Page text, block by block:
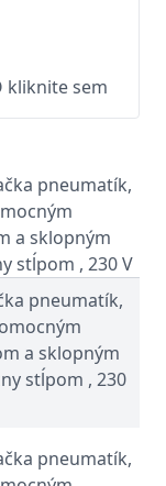
kliknite sem
pneumatík,
a sklopným
stĺpom , 230